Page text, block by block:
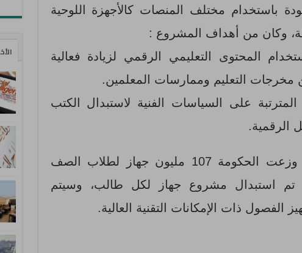
باستخدام مختلف المنصات كالأجهزة اللوحية
وكان من أهداف المشروع :
المحتوى التعليمي الرقمي لزيادة فعالية
التعليم وممارسات المعلمين.
المترتبة على السياسات الفنية لاستبدال الكتب
الرقمية.
في عام 2012، وزعت الحكومة 107 مليون جهاز لطلاب الصف
الأول. وفي يوليو 2014 تم استبدال مشروع جهاز لكل طالب، وسيتم
الفصول ذات الإمكانات التقنية العالية.